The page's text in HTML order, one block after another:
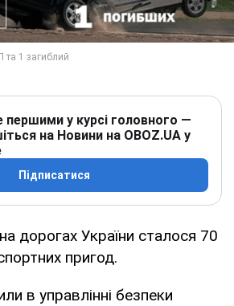
першими у курсі головного —
на Новини на OBOZ.UA у
Підписатися
дорогах України сталося 70
пригод.
в управлінні безпеки